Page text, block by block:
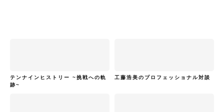
テンナインヒストリー ~挑戦への軌
跡~
工藤浩美のプロフェッショナル対談